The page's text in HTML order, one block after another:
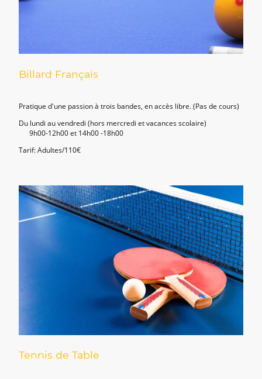
Billard Français
Pratique d'une passion à trois bandes, en accès libre. (Pas de cours)
Du lundi au vendredi (hors mercredi et vacances scolaire)
9h00-12h00 et 14h00 -18h00
Tarif: Adultes/110€
Tennis de Table